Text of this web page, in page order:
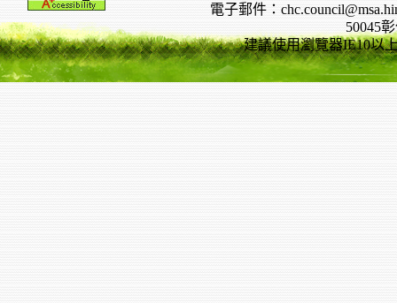
電子郵件：
50045
建議使用瀏覽器IE10以